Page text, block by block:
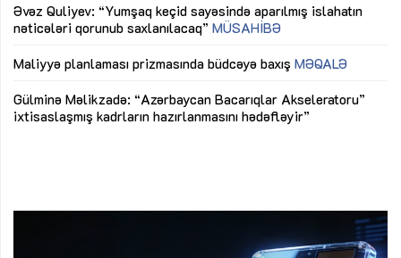
Əvəz Quliyev: “Yumşaq keçid sayəsində aparılmış islahatın
nəticələri qorunub saxlanılacaq” MÜSAHİBƏ
Maliyyə planlaması prizmasında büdcəyə baxış MƏQALƏ
Gülminə Məlikzadə: “Azərbaycan Bacarıqlar Akseleratoru”
ixtisaslaşmış kadrların hazırlanmasını hədəfləyir”